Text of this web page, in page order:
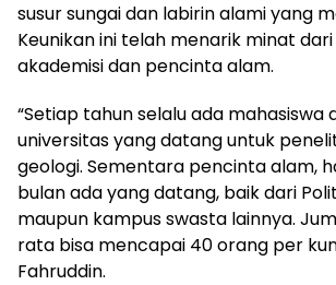
susur sungai dan labirin alami yang
Keunikan ini telah menarik minat
akademisi dan pencinta alam.
“Setiap tahun selalu ada mahasiswa
universitas yang datang untuk
geologi. Sementara pencinta alam,
bulan ada yang datang, baik dari
maupun kampus swasta lainnya.
rata bisa mencapai 40 orang per
Fahruddin.